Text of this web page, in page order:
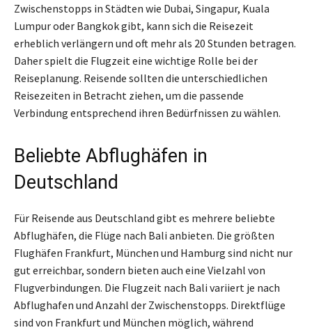
Zwischenstopps in Städten wie Dubai, Singapur, Kuala
Lumpur oder Bangkok gibt, kann sich die Reisezeit
erheblich verlängern und oft mehr als 20 Stunden betragen.
Daher spielt die Flugzeit eine wichtige Rolle bei der
Reiseplanung. Reisende sollten die unterschiedlichen
Reisezeiten in Betracht ziehen, um die passende
Verbindung entsprechend ihren Bedürfnissen zu wählen.
Beliebte Abflughäfen in
Deutschland
Für Reisende aus Deutschland gibt es mehrere beliebte
Abflughäfen, die Flüge nach Bali anbieten. Die größten
Flughäfen Frankfurt, München und Hamburg sind nicht nur
gut erreichbar, sondern bieten auch eine Vielzahl von
Flugverbindungen. Die Flugzeit nach Bali variiert je nach
Abflughafen und Anzahl der Zwischenstopps. Direktflüge
sind von Frankfurt und München möglich, während